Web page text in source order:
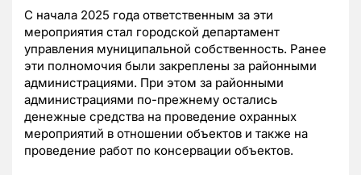
С начала 2025 года ответственным за эти
мероприятия стал городской департамент
управления муниципальной собственность. Ранее
эти полномочия были закреплены за районными
администрациями. При этом за районными
администрациями по-прежнему остались
денежные средства на проведение охранных
мероприятий в отношении объектов и также на
проведение работ по консервации объектов.